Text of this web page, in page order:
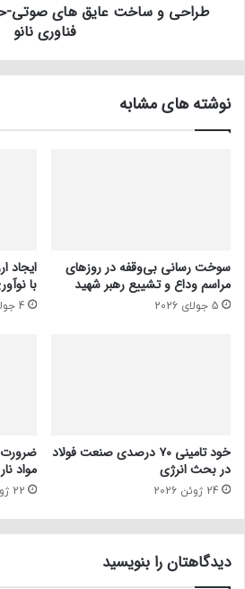
طراحی و ساخت عایق های صوتی-
فناوری نانو
نوشته های مشابه
سوخت رسانی بی‌وقفه در روز‌های
مراسم وداع و تشییع رهبر شهید
5 جولای 2026
ایجاد
با
4 جولای 2026
خود تامینی ۷۰ درصدی صنعت فولاد
در بحث انرژی
24 ژوئن 2026
ضرورت
مواد
22 ژوئن 2026
دیدگاهتان را بنویسید